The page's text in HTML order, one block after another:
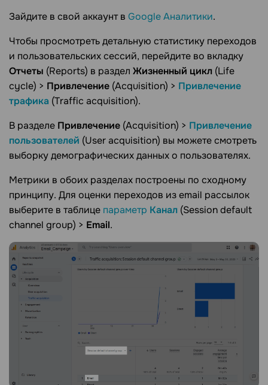
Зайдите в свой аккаунт в Google Аналитики.
Чтобы просмотреть детальную статистику переходов
и пользовательских сессий, перейдите во вкладку
Отчеты (Reports) в раздел Жизненный цикл (Life
cycle) > Привлечение (Acquisition) > Привлечение
трафика (Traffic acquisition).
В разделе Привлечение (Acquisition) > Привлечение
пользователей (User acquisition) вы можете смотреть
выборку демографических данных о пользователях.
Метрики в обоих разделах построены по сходному
принципу. Для оценки переходов из email рассылок
выберите в таблице параметр Канал (Session default
channel group) > Email.